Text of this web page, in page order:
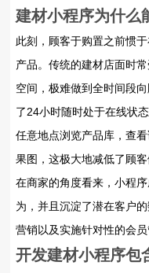
建材小程序为什么
此刻，顾客于购置之前惯
产品。传统的建材店面时
空间，极难做到全时间段
了24小时随时处于在线状
任意地点浏览产品库，查
果图，这极大地减低了顾客
在商家的角度看来，小程
为，并且沉淀了潜在客户
营销以及实施针对性的会员
开发建材小程序包